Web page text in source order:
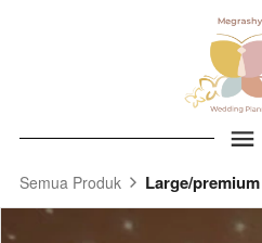
Semua Produk Large/